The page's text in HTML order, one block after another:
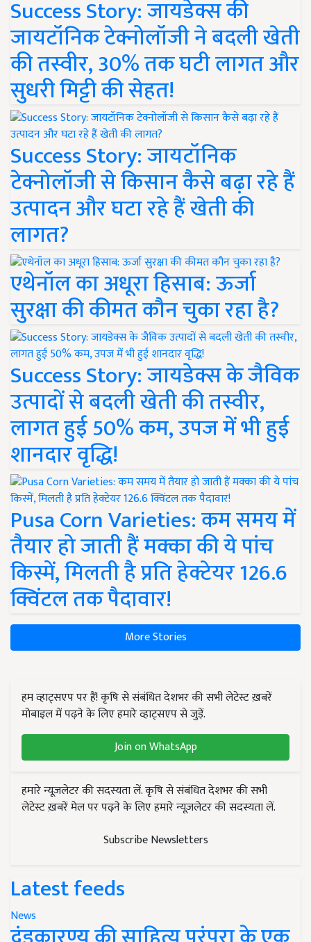
Success Story: जायडेक्स की
जायटॉनिक टेक्नोलॉजी ने बदली खेती
की तस्वीर, 30% तक घटी लागत और
सुधरी मिट्टी की सेहत!
Success Story: जायटॉनिक
टेक्नोलॉजी से किसान कैसे बढ़ा रहे हैं
उत्पादन और घटा रहे हैं खेती की
लागत?
एथेनॉल का अधूरा हिसाब: ऊर्जा
सुरक्षा की कीमत कौन चुका रहा है?
Success Story: जायडेक्स के जैविक
उत्पादों से बदली खेती की तस्वीर,
लागत हुई 50% कम, उपज में भी हुई
शानदार वृद्धि!
Pusa Corn Varieties: कम समय में
तैयार हो जाती हैं मक्का की ये पांच
किस्में, मिलती है प्रति हेक्टेयर 126.6
क्विंटल तक पैदावार!
More Stories
हम व्हाट्सएप पर हैं! कृषि से संबंधित देशभर की सभी लेटेस्ट ख़बरें
मोबाइल में पढ़ने के लिए हमारे व्हाट्सएप से जुड़ें.
Join on WhatsApp
हमारे न्यूज़लेटर की सदस्यता लें. कृषि से संबंधित देशभर की सभी
लेटेस्ट ख़बरें मेल पर पढ़ने के लिए हमारे न्यूज़लेटर की सदस्यता लें.
Subscribe Newsletters
Latest feeds
News